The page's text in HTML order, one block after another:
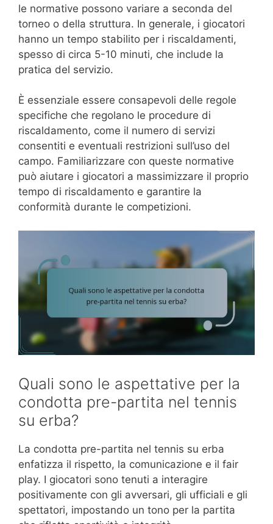
le normative possono variare a seconda del
torneo o della struttura. In generale, i giocatori
hanno un tempo stabilito per i riscaldamenti,
spesso di circa 5-10 minuti, che include la
pratica del servizio.
È essenziale essere consapevoli delle regole
specifiche che regolano le procedure di
riscaldamento, come il numero di servizi
consentiti e eventuali restrizioni sull’uso del
campo. Familiarizzare con queste normative
può aiutare i giocatori a massimizzare il proprio
tempo di riscaldamento e garantire la
conformità durante le competizioni.
Quali sono le aspettative per la
condotta pre-partita nel tennis
su erba?
La condotta pre-partita nel tennis su erba
enfatizza il rispetto, la comunicazione e il fair
play. I giocatori sono tenuti a interagire
positivamente con gli avversari, gli ufficiali e gli
spettatori, impostando un tono per la partita